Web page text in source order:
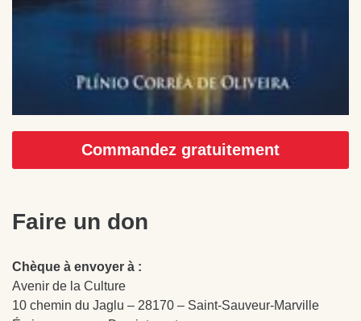
Commandez gratuitement
Faire un don
Chèque à envoyer à :
Avenir de la Culture
10 chemin du Jaglu – 28170 – Saint-Sauveur-Marville